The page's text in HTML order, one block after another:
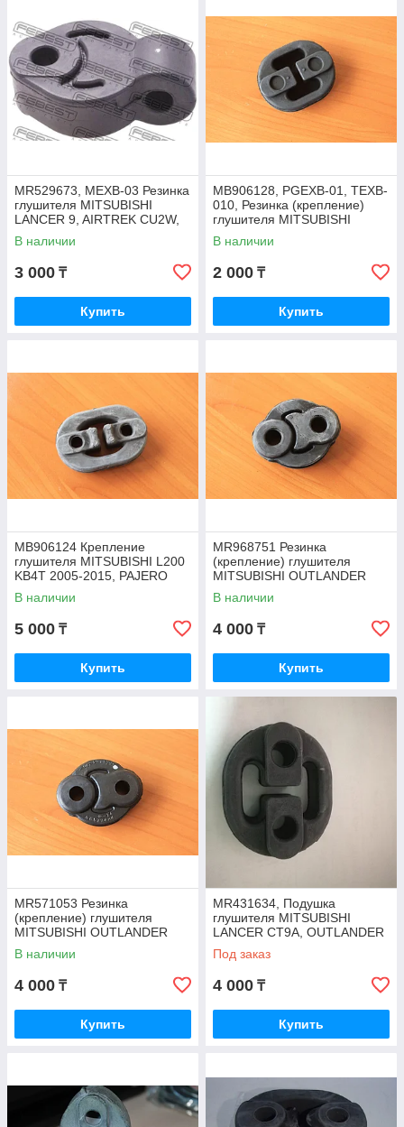
MR529673, MEXB-03 Резинка
глушителя MITSUBISHI
LANCER 9, AIRTREK CU2W,
CU4W, OUTLANDER CW5W,
FEBEST
В наличии
3 000 ₸
Купить
MB906128, PGEXB-01, TEXB-
010, Резинка (крепление)
глушителя MITSUBISHI
PAJEROV73W V93W 2001-
2012, SRR
В наличии
2 000 ₸
Купить
MB906124 Крепление
глушителя MITSUBISHI L200
KB4T 2005-2015, PAJERO
SPORT KH4W, JAPAN
В наличии
5 000 ₸
Купить
MR968751 Резинка
(крепление) глушителя
MITSUBISHI OUTLANDER
GF3W, GF2W 2012-16,
JAPAN
В наличии
4 000 ₸
Купить
MR571053 Резинка
(крепление) глушителя
MITSUBISHI OUTLANDER
CW6W, GF3W, GF2W 2007-
14, JAPAN
В наличии
4 000 ₸
Купить
MR431634, Подушка
глушителя MITSUBISHI
LANCER CT9A, OUTLANDER
CW4W, CW5W, GF3W, GF2W,
PAJERO PININ/IO
Под заказ
4 000 ₸
Купить